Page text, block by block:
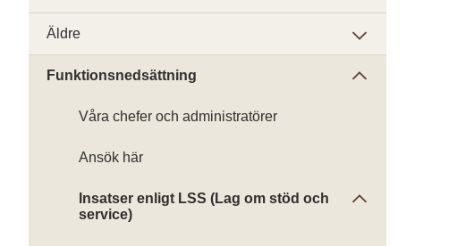
Äldre
Funktionsnedsättning
Våra chefer och administratörer
Ansök här
Insatser enligt LSS (Lag om stöd och
service)